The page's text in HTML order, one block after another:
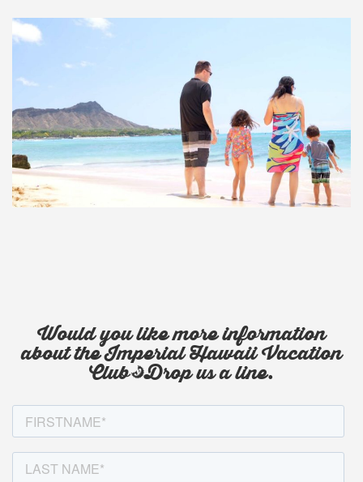
Would you like more information
about the Imperial Hawaii Vacation
Club? Drop us a line.